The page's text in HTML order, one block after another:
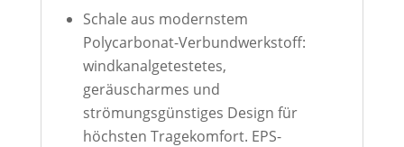
Schale aus modernstem
Polycarbonat-Verbundwerkstoff:
windkanalgetestetes,
geräuscharmes und
strömungsgünstiges Design für
höchsten Tragekomfort. EPS-